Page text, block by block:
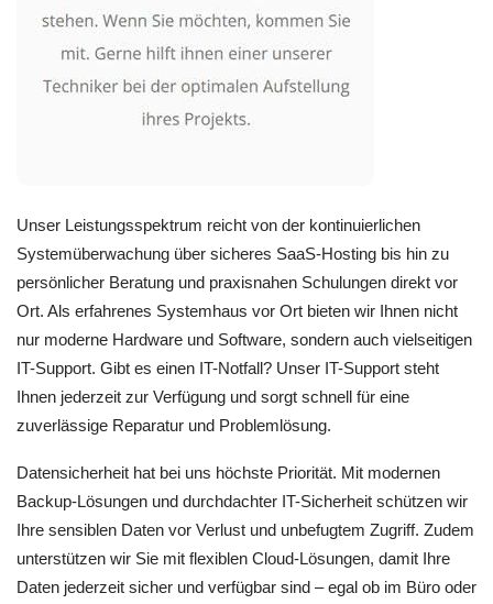
Unser Leistungsspektrum reicht von der kontinuierlichen
Systemüberwachung über sicheres SaaS-Hosting bis hin zu
persönlicher Beratung und praxisnahen Schulungen direkt vor
Ort. Als erfahrenes Systemhaus vor Ort bieten wir Ihnen nicht
nur moderne Hardware und Software, sondern auch vielseitigen
IT-Support. Gibt es einen IT-Notfall? Unser IT-Support steht
Ihnen jederzeit zur Verfügung und sorgt schnell für eine
zuverlässige Reparatur und Problemlösung.
Datensicherheit hat bei uns höchste Priorität. Mit modernen
Backup-Lösungen und durchdachter IT-Sicherheit schützen wir
Ihre sensiblen Daten vor Verlust und unbefugtem Zugriff. Zudem
unterstützen wir Sie mit flexiblen Cloud-Lösungen, damit Ihre
Daten jederzeit sicher und verfügbar sind – egal ob im Büro oder